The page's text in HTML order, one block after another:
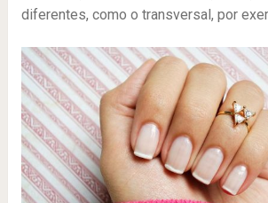
diferentes, como o transversal, por